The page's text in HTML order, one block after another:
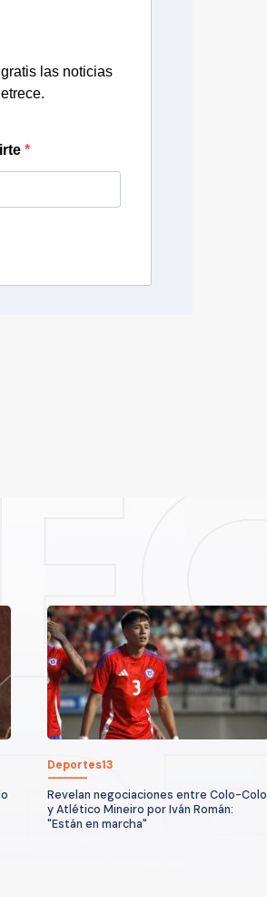
las noticias
Deportes13
Revelan negociaciones entre Colo-Colo
y Atlético Mineiro por Iván Román:
"Están en marcha"